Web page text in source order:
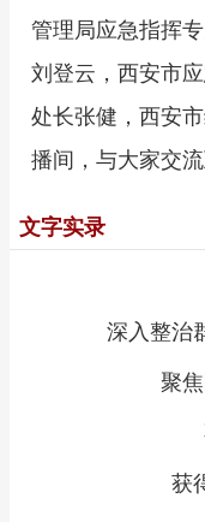
管理局应急指挥
刘登云，西安市
处长张健，西安
播间，与大家交流
文字实录
深入整治
聚
获